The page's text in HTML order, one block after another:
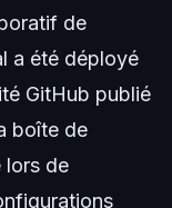
de
a été déployé
GitHub publié
boîte de
lors de